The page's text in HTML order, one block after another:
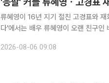
류혜영이 16년 지기 절친 고경표와 재회해 추억을 나눈다. 7
다'에서는 배우 류혜영이 오랜 친구인
다. 그는 중고 거래 플랫폼의 무료 나
2026-08-06 09:08